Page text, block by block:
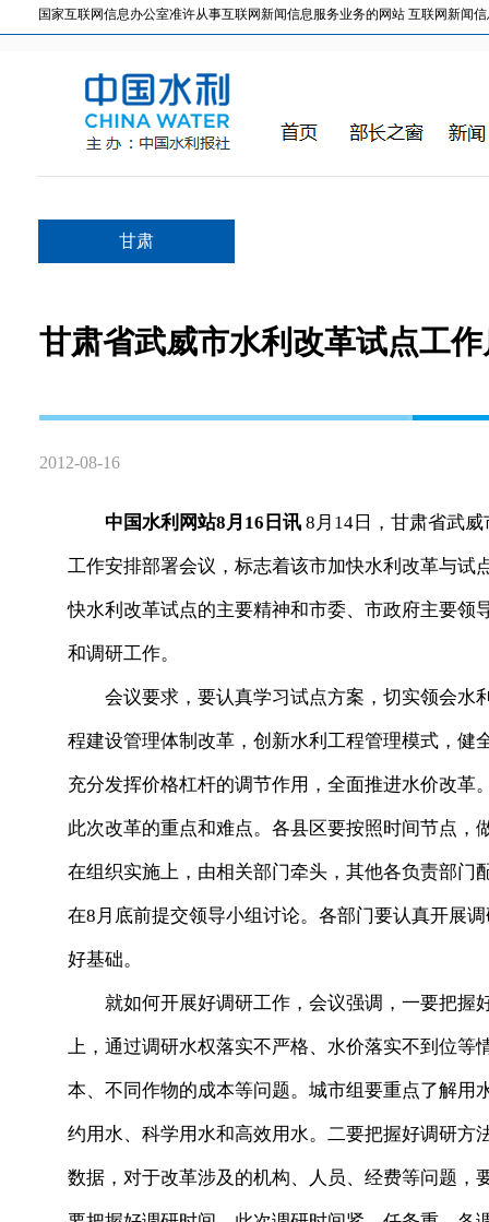
国家互联网信息办公室准许从事互联网新闻信息服务业务的网站 互联网新闻信
甘肃
甘肃省武威市水利改革试点工
2012-08-16
中国水利网站8月16日讯 8 月14日，甘肃省武
工作安排部署会议，标志着该市加快水利改革与试
快水利改革试点的主要精神和市委、市政府主要领
和调研工作。
会议要求，要认真学习试点方案，切实领会水
程建设管理体制改革，创新水利工程管理模式，
充分发挥价格杠杆的调节作用，全面推进水价改革
此次改革的重点和难点。各县区要按照时间节点，
在组织实施上，由相关部门牵头，其他各负责部
在8月底前提交领导小组讨论。各部门要认真开展
好基础。
就如何开展好调研工作，会议强调，一要把握
上，通过调研水权落实不严格、水价落实不到位
本、不同作物的成本等问题。城市组要重点了解
约用水、科学用水和高效用水。二要把握好调研
数据，对于改革涉及的机构、人员、经费等问题